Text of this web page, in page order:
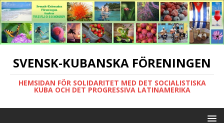
SVENSK-KUBANSKA FÖRENINGEN
HEMSIDAN FÖR SOLIDARITET MED DET SOCIALISTISKA
KUBA OCH DET PROGRESSIVA LATINAMERIKA